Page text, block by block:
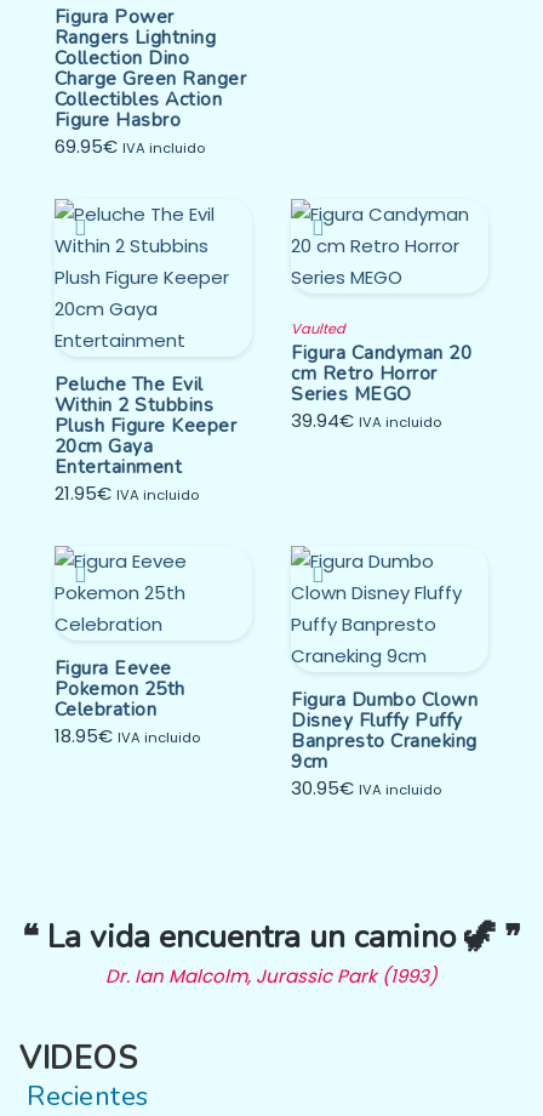
Figura Power
Rangers Lightning
Collection Dino
Charge Green Ranger
Collectibles Action
Figure Hasbro
69.95€ IVA incluido
Peluche The Evil
Within 2 Stubbins
Plush Figure Keeper
20cm Gaya
Entertainment
21.95€ IVA incluido
Vaulted
Figura Candyman 20
cm Retro Horror
Series MEGO
39.94€ IVA incluido
Figura Eevee
Pokemon 25th
Celebration
18.95€ IVA incluido
Figura Dumbo Clown
Disney Fluffy Puffy
Banpresto Craneking
9cm
30.95€ IVA incluido
❝ La vida encuentra un camino 🦖 ❞
Dr. Ian Malcolm, Jurassic Park (1993)
VIDEOS
Recientes